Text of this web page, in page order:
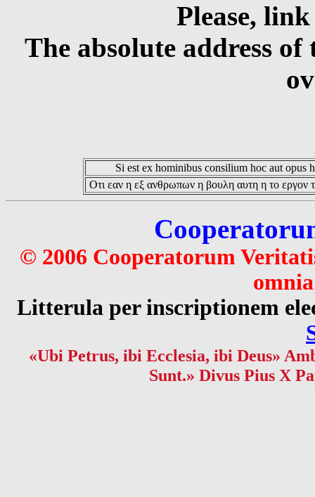
Please,
The absolute address
Si est ex hominibus consilium hoc aut opus
Οτι εαν η εξ ανθρωπων η βουλη αυτη η το εργον
© 2006 Cooperatorum
Litterula per inscriptionem
«Ubi Petrus, ibi Ecclesia, ibi Deus»
Sunt.» Divus Pius X